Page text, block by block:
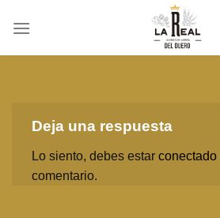
Deja una respuesta
Lo siento, debes estar conectado
comentario.